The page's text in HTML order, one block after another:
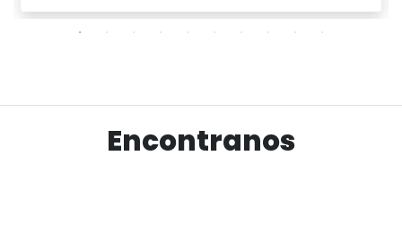
Encontranos